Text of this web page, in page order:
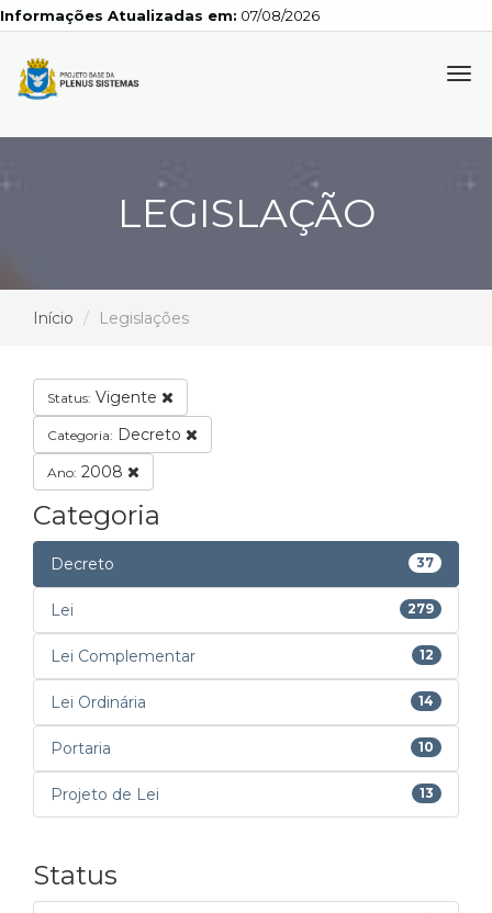
Atualizadas em: 07/08/2026
LEGISLAÇÃO
Início Legislações
Status: Vigente
Categoria: Decreto
Ano: 2008
Categoria
Decreto 37
Lei 279
Lei Complementar 12
Lei Ordinária 14
Portaria 10
Projeto de Lei 13
Status